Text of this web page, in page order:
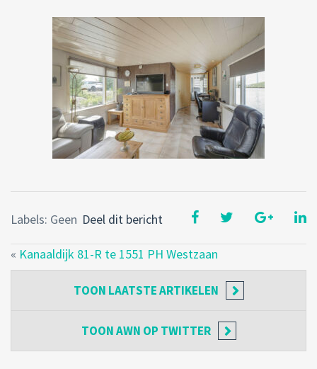
Deel dit bericht
Labels: Geen
« Kanaaldijk 81-R te 1551 PH Westzaan
TOON LAATSTE ARTIKELEN
TOONAWN OP TWITTER